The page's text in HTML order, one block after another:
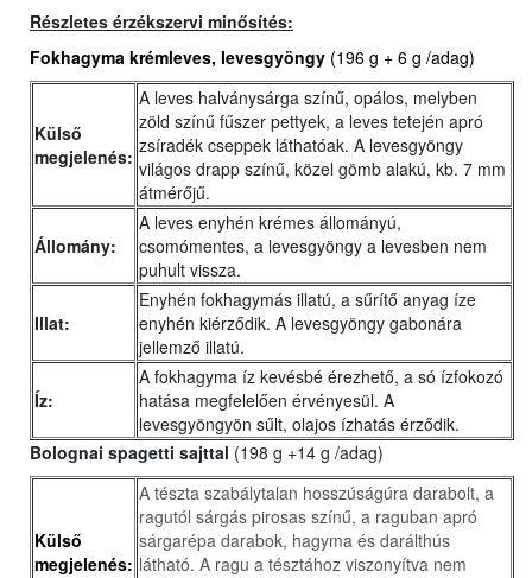
Részletes érzékszervi minősítés:
Fokhagyma krémleves, levesgyöngy (196 g + 6 g /adag)
Külső
megjelenés:
A leves halványsárga színű, opálos, melyben
zöld színű fűszer pettyek, a leves tetején apró
zsíradék cseppek láthatóak. A levesgyöngy
világos drapp színű, közel gömb alakú, kb. 7 mm
átmérőjű.
Állomány:
A leves enyhén krémes állományú,
csomómentes, a levesgyöngy a levesben nem
puhult vissza.
Illat:
Enyhén fokhagymás illatú, a sűrítő anyag íze
enyhén kiérződik. A levesgyöngy gabonára
jellemző illatú.
Íz:
A fokhagyma íz kevésbé érezhető, a só ízfokozó
hatása megfelelően érvényesül. A
levesgyöngyön sűlt, olajos ízhatás érződik.
Bolognai spagetti sajttal (198 g +14 g /adag)
Külső
megjelenés:
A tészta szabálytalan hosszúságúra darabolt, a
ragutól sárgás pirosas színű, a raguban apró
sárgarépa darabok, hagyma és darálthús
látható. A ragu a tésztához viszonyítva nem